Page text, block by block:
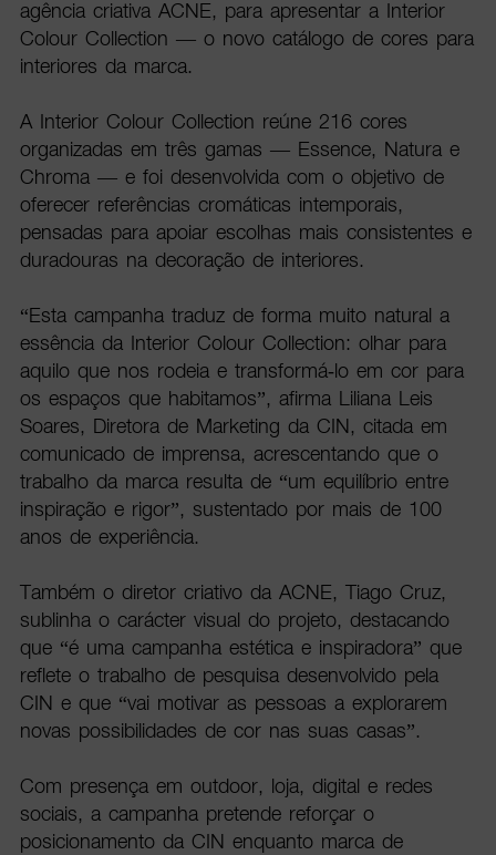
agência criativa ACNE, para apresentar a Interior
Colour Collection — o novo catálogo de cores para
interiores da marca.
A Interior Colour Collection reúne 216 cores
organizadas em três gamas — Essence, Natura e
Chroma — e foi desenvolvida com o objetivo de
oferecer referências cromáticas intemporais,
pensadas para apoiar escolhas mais consistentes e
duradouras na decoração de interiores.
“Esta campanha traduz de forma muito natural a
essência da Interior Colour Collection: olhar para
aquilo que nos rodeia e transformá-lo em cor para
os espaços que habitamos”, afirma Liliana Leis
Soares, Diretora de Marketing da CIN, citada em
comunicado de imprensa, acrescentando que o
trabalho da marca resulta de “um equilíbrio entre
inspiração e rigor”, sustentado por mais de 100
anos de experiência.
Também o diretor criativo da ACNE, Tiago Cruz,
sublinha o carácter visual do projeto, destacando
que “é uma campanha estética e inspiradora” que
reflete o trabalho de pesquisa desenvolvido pela
CIN e que “vai motivar as pessoas a explorarem
novas possibilidades de cor nas suas casas”.
Com presença em outdoor, loja, digital e redes
sociais, a campanha pretende reforçar o
posicionamento da CIN enquanto marca de